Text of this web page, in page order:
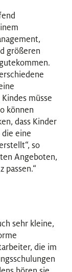
größeren
müsse
können
dass Kinder
die eine
so
Angeboten,
passen.“
sehr kleine,
die im